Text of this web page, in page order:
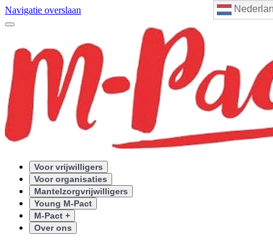
Navigatie overslaan
Voor vrijwilligers
Voor organisaties
Mantelzorgvrijwilligers
Young M-Pact
M-Pact +
Over ons